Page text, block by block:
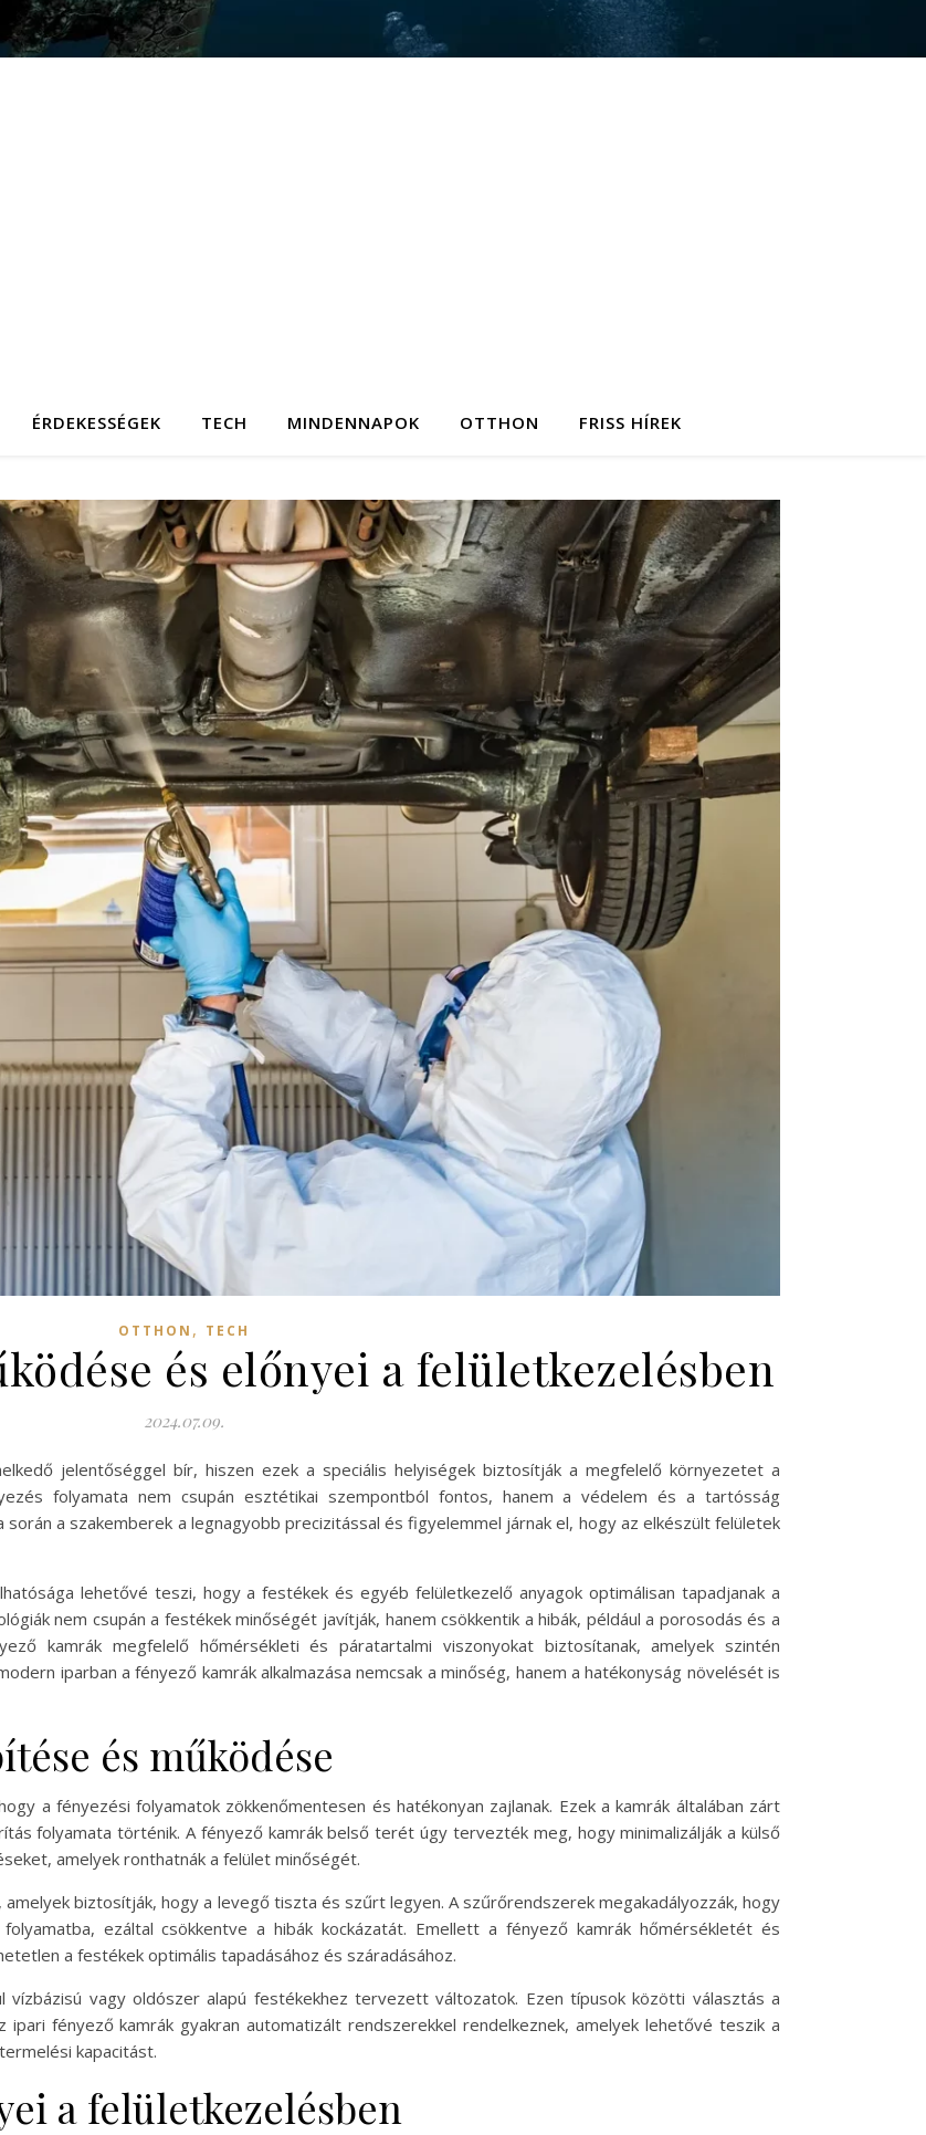
ÉRDEKESSÉGEK TECH MINDENNAPOK OTTHON FRISS HÍREK
OTTHON , TECH
és előnyei a felületkezelésben
2024.07.09.
jelentőséggel bír, hiszen ezek a speciális helyiségek biztosítják a megfelelő környezetet a
folyamata nem csupán esztétikai szempontból fontos, hanem a védelem és a tartósság
a szakemberek a legnagyobb precizitással és figyelemmel járnak el, hogy az elkészült felületek
lehetővé teszi, hogy a festékek és egyéb felületkezelő anyagok optimálisan tapadjanak a
nem csupán a festékek minőségét javítják, hanem csökkentik a hibák, például a porosodás és a
kamrák megfelelő hőmérsékleti és páratartalmi viszonyokat biztosítanak, amelyek szintén
iparban a fényező kamrák alkalmazása nemcsak a minőség, hanem a hatékonyság növelését is
és működése
a fényezési folyamatok zökkenőmentesen és hatékonyan zajlanak. Ezek a kamrák általában zárt
folyamata történik. A fényező kamrák belső terét úgy tervezték meg, hogy minimalizálják a külső
amelyek ronthatnák a felület minőségét.
biztosítják, hogy a levegő tiszta és szűrt legyen. A szűrőrendszerek megakadályozzák, hogy
ezáltal csökkentve a hibák kockázatát. Emellett a fényező kamrák hőmérsékletét és
a festékek optimális tapadásához és száradásához.
vízbázisú vagy oldószer alapú festékekhez tervezett változatok. Ezen típusok közötti választás a
fényező kamrák gyakran automatizált rendszerekkel rendelkeznek, amelyek lehetővé teszik a
kapacitást.
a felületkezelésben